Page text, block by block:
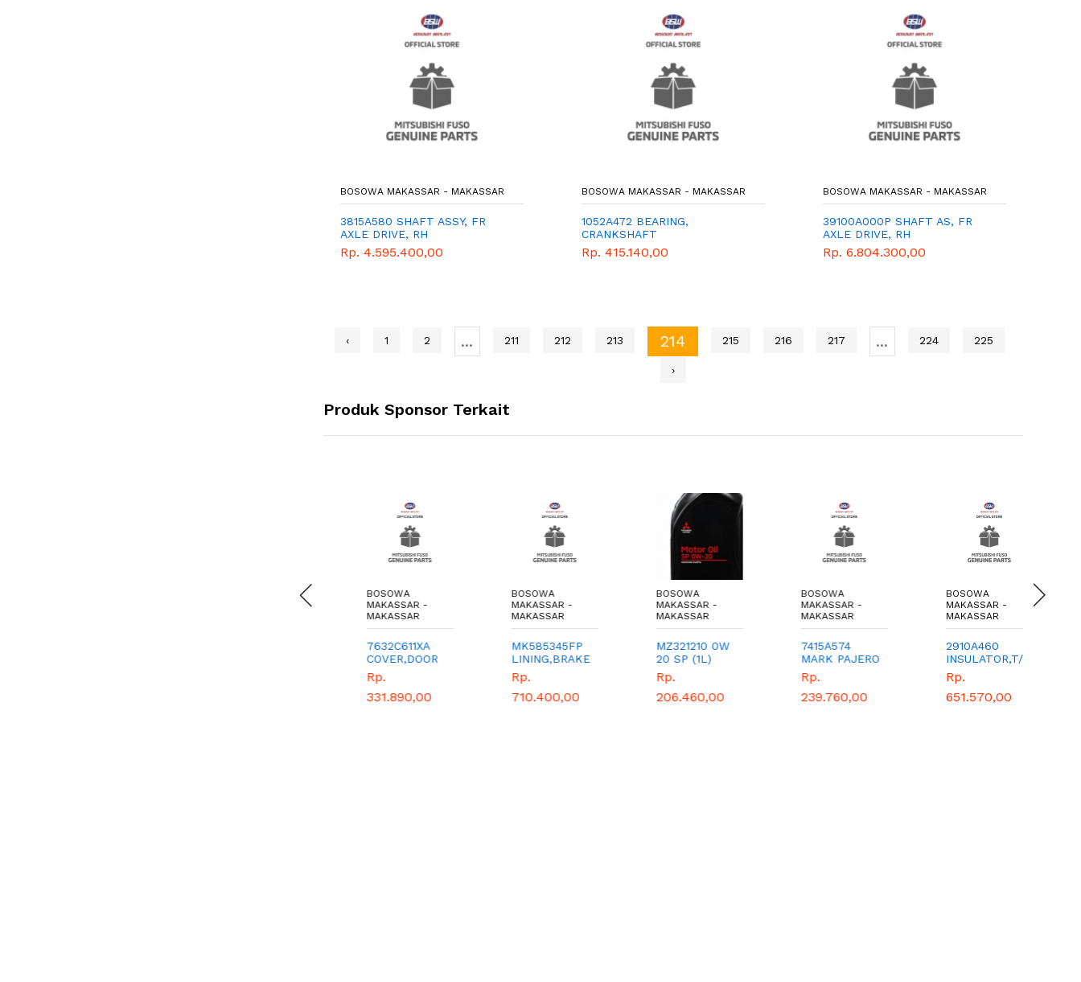
BOSOWA MAKASSAR - MAKASSAR
3815A580 SHAFT ASSY, FR
AXLE DRIVE, RH
Rp. 4.595.400,00
BOSOWA MAKASSAR - MAKASSAR
1052A472 BEARING,
CRANKSHAFT
Rp. 415.140,00
BOSOWA MAKASSAR - MAKASSAR
39100A000P SHAFT AS, FR
AXLE DRIVE, RH
Rp. 6.804.300,00
‹ 1 2 ... 211 212 213 214 215 216 217 ... 224 225
›
Produk Sponsor Terkait
BOSOWA
MAKASSAR -
MAKASSAR
7632C611XA
COVER,DOOR
MIRROR,OTR
331.890,00
BOSOWA
MAKASSAR -
MAKASSAR
MK585345FP
LINING,BRAKE
410X150
(F/A),RIVET
710.400,00
BOSOWA
MAKASSAR -
MAKASSAR
MZ321210 0W
20 SP (1L)
206.460,00
BOSOWA
MAKASSAR -
MAKASSAR
7415A574
MARK PAJERO
SPORT
239.760,00
BOSOWA
MAKASSAR -
MAKASSAR
2910A460
INSULATOR,T/M
MOUNTING
651.570,00